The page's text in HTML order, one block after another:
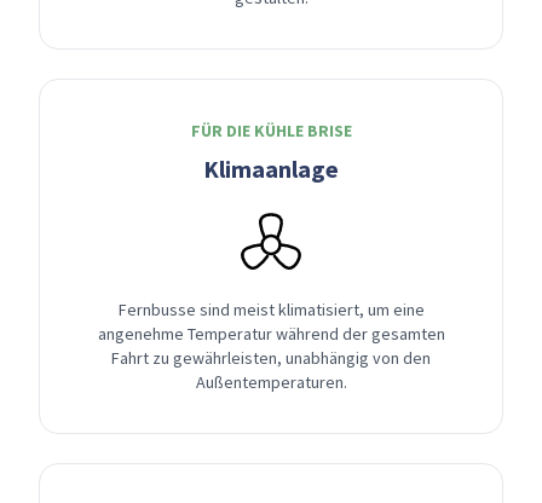
FÜR DIE KÜHLE BRISE
Klimaanlage
Fernbusse sind meist klimatisiert, um eine
angenehme Temperatur während der gesamten
Fahrt zu gewährleisten, unabhängig von den
Außentemperaturen.